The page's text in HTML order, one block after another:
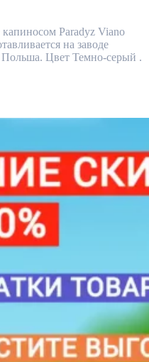
капиносом Paradyz Viano
на заводе
Польша. Цвет Темно-серый .